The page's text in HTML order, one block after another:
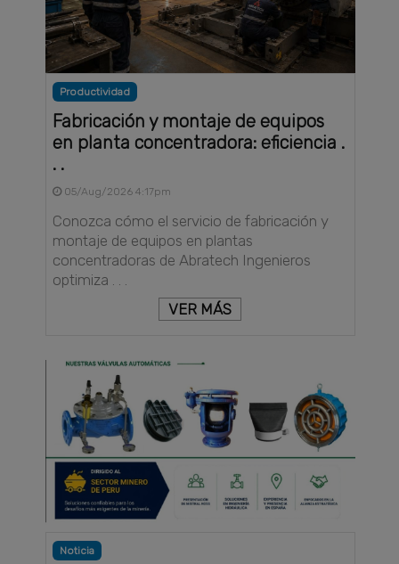
Productividad
Fabricación y montaje de equipos
en planta concentradora: eficiencia .
. .
05/Aug/2026 4:17pm
Conozca cómo el servicio de fabricación y
montaje de equipos en plantas
concentradoras de Abratech Ingenieros
optimiza . . .
VER MÁS
Noticia